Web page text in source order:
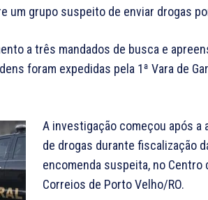
um grupo suspeito de enviar drogas
a três mandados de busca e
foram expedidas pela 1ª Vara de
A investigação começou após a
de drogas durante fiscalização
encomenda suspeita, no Centro
Correios de Porto Velho/RO.